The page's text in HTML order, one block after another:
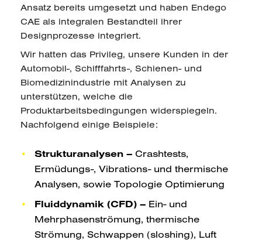
Ansatz bereits umgesetzt und haben Endego
CAE als integralen Bestandteil ihrer
Designprozesse integriert.
Wir hatten das Privileg, unsere Kunden in der
Automobil-, Schifffahrts-, Schienen- und
Biomedizinindustrie mit Analysen zu
unterstützen, welche die
Produktarbeitsbedingungen widerspiegeln.
Nachfolgend einige Beispiele:
Strukturanalysen – Crashtests,
Ermüdungs-, Vibrations- und thermische
Analysen, sowie Topologie Optimierung
Fluiddynamik (CFD) – Ein- und
Mehrphasenströmung, thermische
Strömung, Schwappen (sloshing), Luft